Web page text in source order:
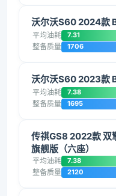
沃尔沃S60 2024款
平均油耗 7.31
整备质量 1706
沃尔沃S60 2023款
平均油耗 7.38
整备质量 1695
传祺GS8 2022款 双
旗舰版（六座）
平均油耗 7.38
整备质量 2120